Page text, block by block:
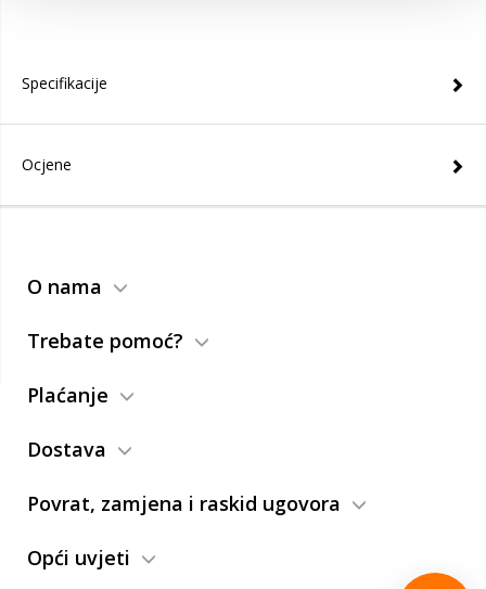
Specifikacije
Ocjene
O nama
Trebate pomoć?
Plaćanje
Dostava
Povrat, zamjena i raskid ugovora
Opći uvjeti